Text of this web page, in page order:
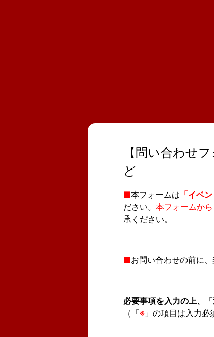
【問い合わせ
ど
■本フォームは 「イベ
ださい。 本フォームか
承ください。
■お問い合わせの前に
必要事項を入力の上、
（「※ 」の項目は入力必